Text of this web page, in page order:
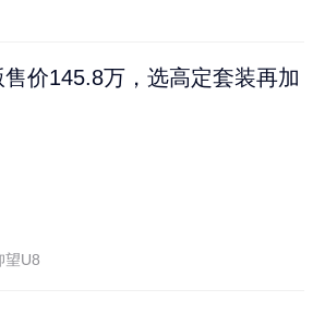
价145.8万，选高定套装再加
望U8